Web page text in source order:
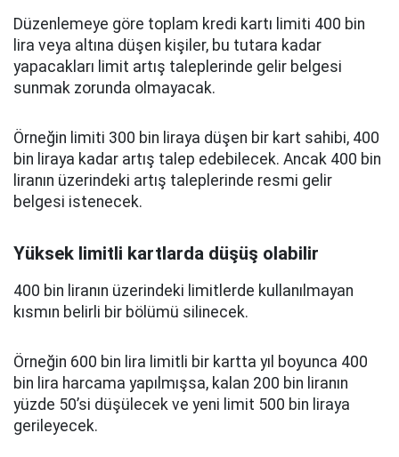
Düzenlemeye göre toplam kredi kartı limiti 400 bin
lira veya altına düşen kişiler, bu tutara kadar
yapacakları limit artış taleplerinde gelir belgesi
sunmak zorunda olmayacak.
Örneğin limiti 300 bin liraya düşen bir kart sahibi, 400
bin liraya kadar artış talep edebilecek. Ancak 400 bin
liranın üzerindeki artış taleplerinde resmi gelir
belgesi istenecek.
Yüksek limitli kartlarda düşüş olabilir
400 bin liranın üzerindeki limitlerde kullanılmayan
kısmın belirli bir bölümü silinecek.
Örneğin 600 bin lira limitli bir kartta yıl boyunca 400
bin lira harcama yapılmışsa, kalan 200 bin liranın
yüzde 50’si düşülecek ve yeni limit 500 bin liraya
gerileyecek.